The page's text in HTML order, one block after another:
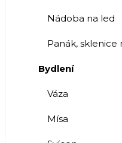
Nádoba na led
Panák, sklenice
Bydlení
Váza
Mísa